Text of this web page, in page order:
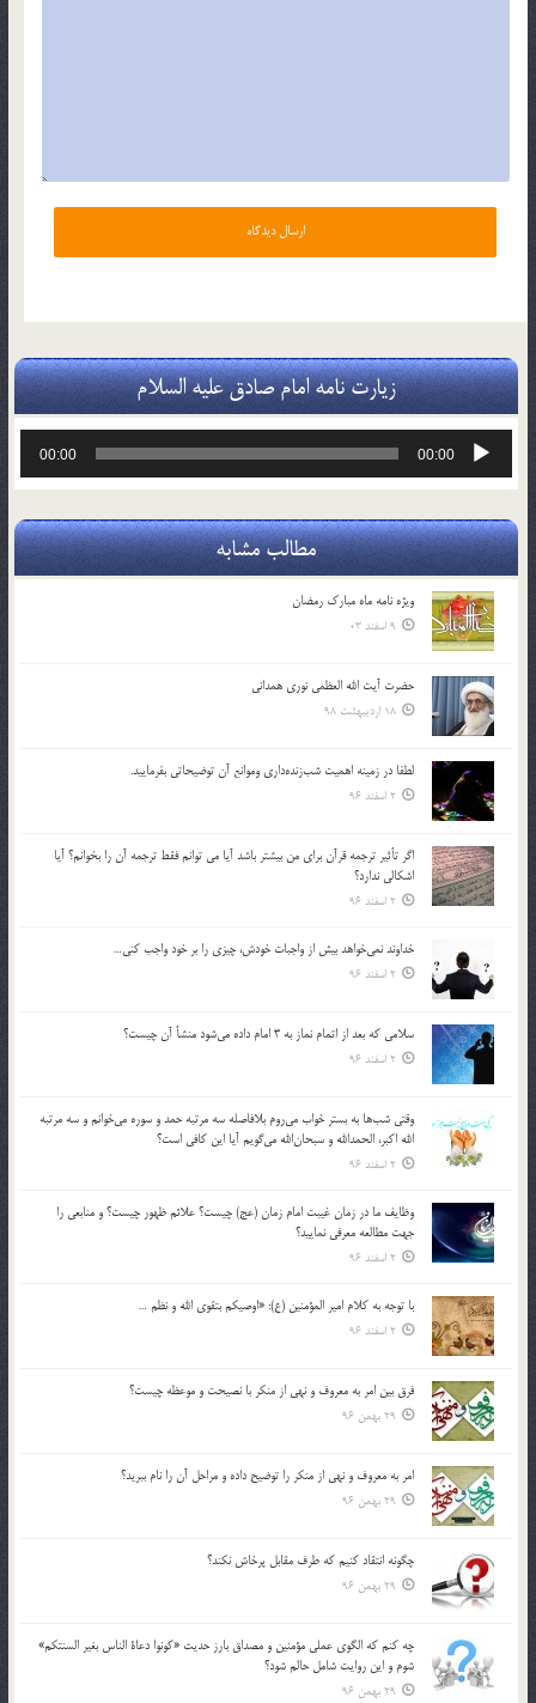
زیارت نامه امام صادق علیه السلام
پخش‌کننده
00:00
00:00
مطالب مشابه
ویژه نامه ماه مبارک رمضان
9 اسفند 03
حضرت آیت الله العظمی نوری همدانی
18 اردیبهشت 98
لطفا در زمينه اهميت شب‌زنده‌داري وموانع آن توضيحاتي بفرماييد.
2 اسفند 96
اگر تأثير ترجمه قرآن براي من بيشتر باشد آيا مي توانم فقط ترجمه آن را بخوانم؟ آيا
اشكالي ندارد؟
2 اسفند 96
خداوند نمي‌خواهد بيش از واجبات خودش، چيزي را بر خود واجب كني…
2 اسفند 96
سلامي كه بعد از اتمام نماز به 3 امام داده مي‌شود منشأ آن چيست؟
2 اسفند 96
وقتي شب‌ها به بستر خواب مي‌روم بلافاصله سه مرتبه حمد و سوره مي‌خوانم و سه مرتبه
الله اكبر، الحمدالله و سبحان‌الله مي‌گويم آيا اين كافي است؟
2 اسفند 96
وظايف ما در زمان غيبت امام زمان (عج) چيست؟ علائم ظهور چيست؟ و منابعي را
جهت مطالعه معرفي نماييد؟
2 اسفند 96
با توجه به كلام امير المؤمنين (ع): «اوصيكم بتقوي الله و نظم …
2 اسفند 96
فرق بين امر به معروف و نهي از منكر با نصيحت و موعظه چيست؟
29 بهمن 96
امر به معروف و نهي از منكر را توضيح داده و مراحل آن را نام ببريد؟
29 بهمن 96
چگونه انتقاد كنيم كه طرف مقابل پرخاش نكند؟
29 بهمن 96
چه كنم كه الگوي عملي مؤمنين و مصداق بارز حديث «كونوا دعاة الناس بغير السنتكم»
شوم و اين روايت شامل حالم شود؟
29 بهمن 96